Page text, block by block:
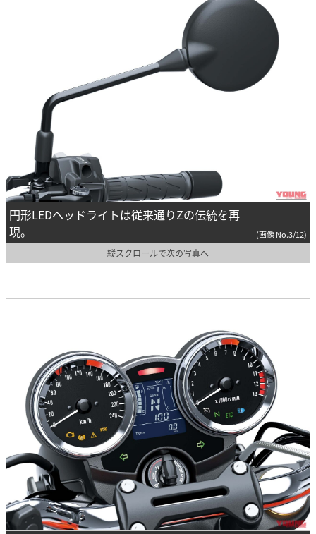
円形LEDヘッドライトは従来通りZの伝統を再
現。
(画像 No.3/12)
縦スクロールで次の写真へ